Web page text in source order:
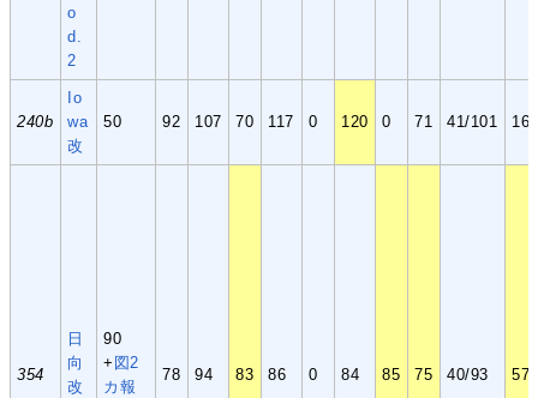
o
d.
2
240b
Io
wa
改
50 92 107 70 117 0 120 0 71 41/101 16
354
日
向
改
90
+ 図2
カ 報
78 94 83 86 0 84 85 75 40/93